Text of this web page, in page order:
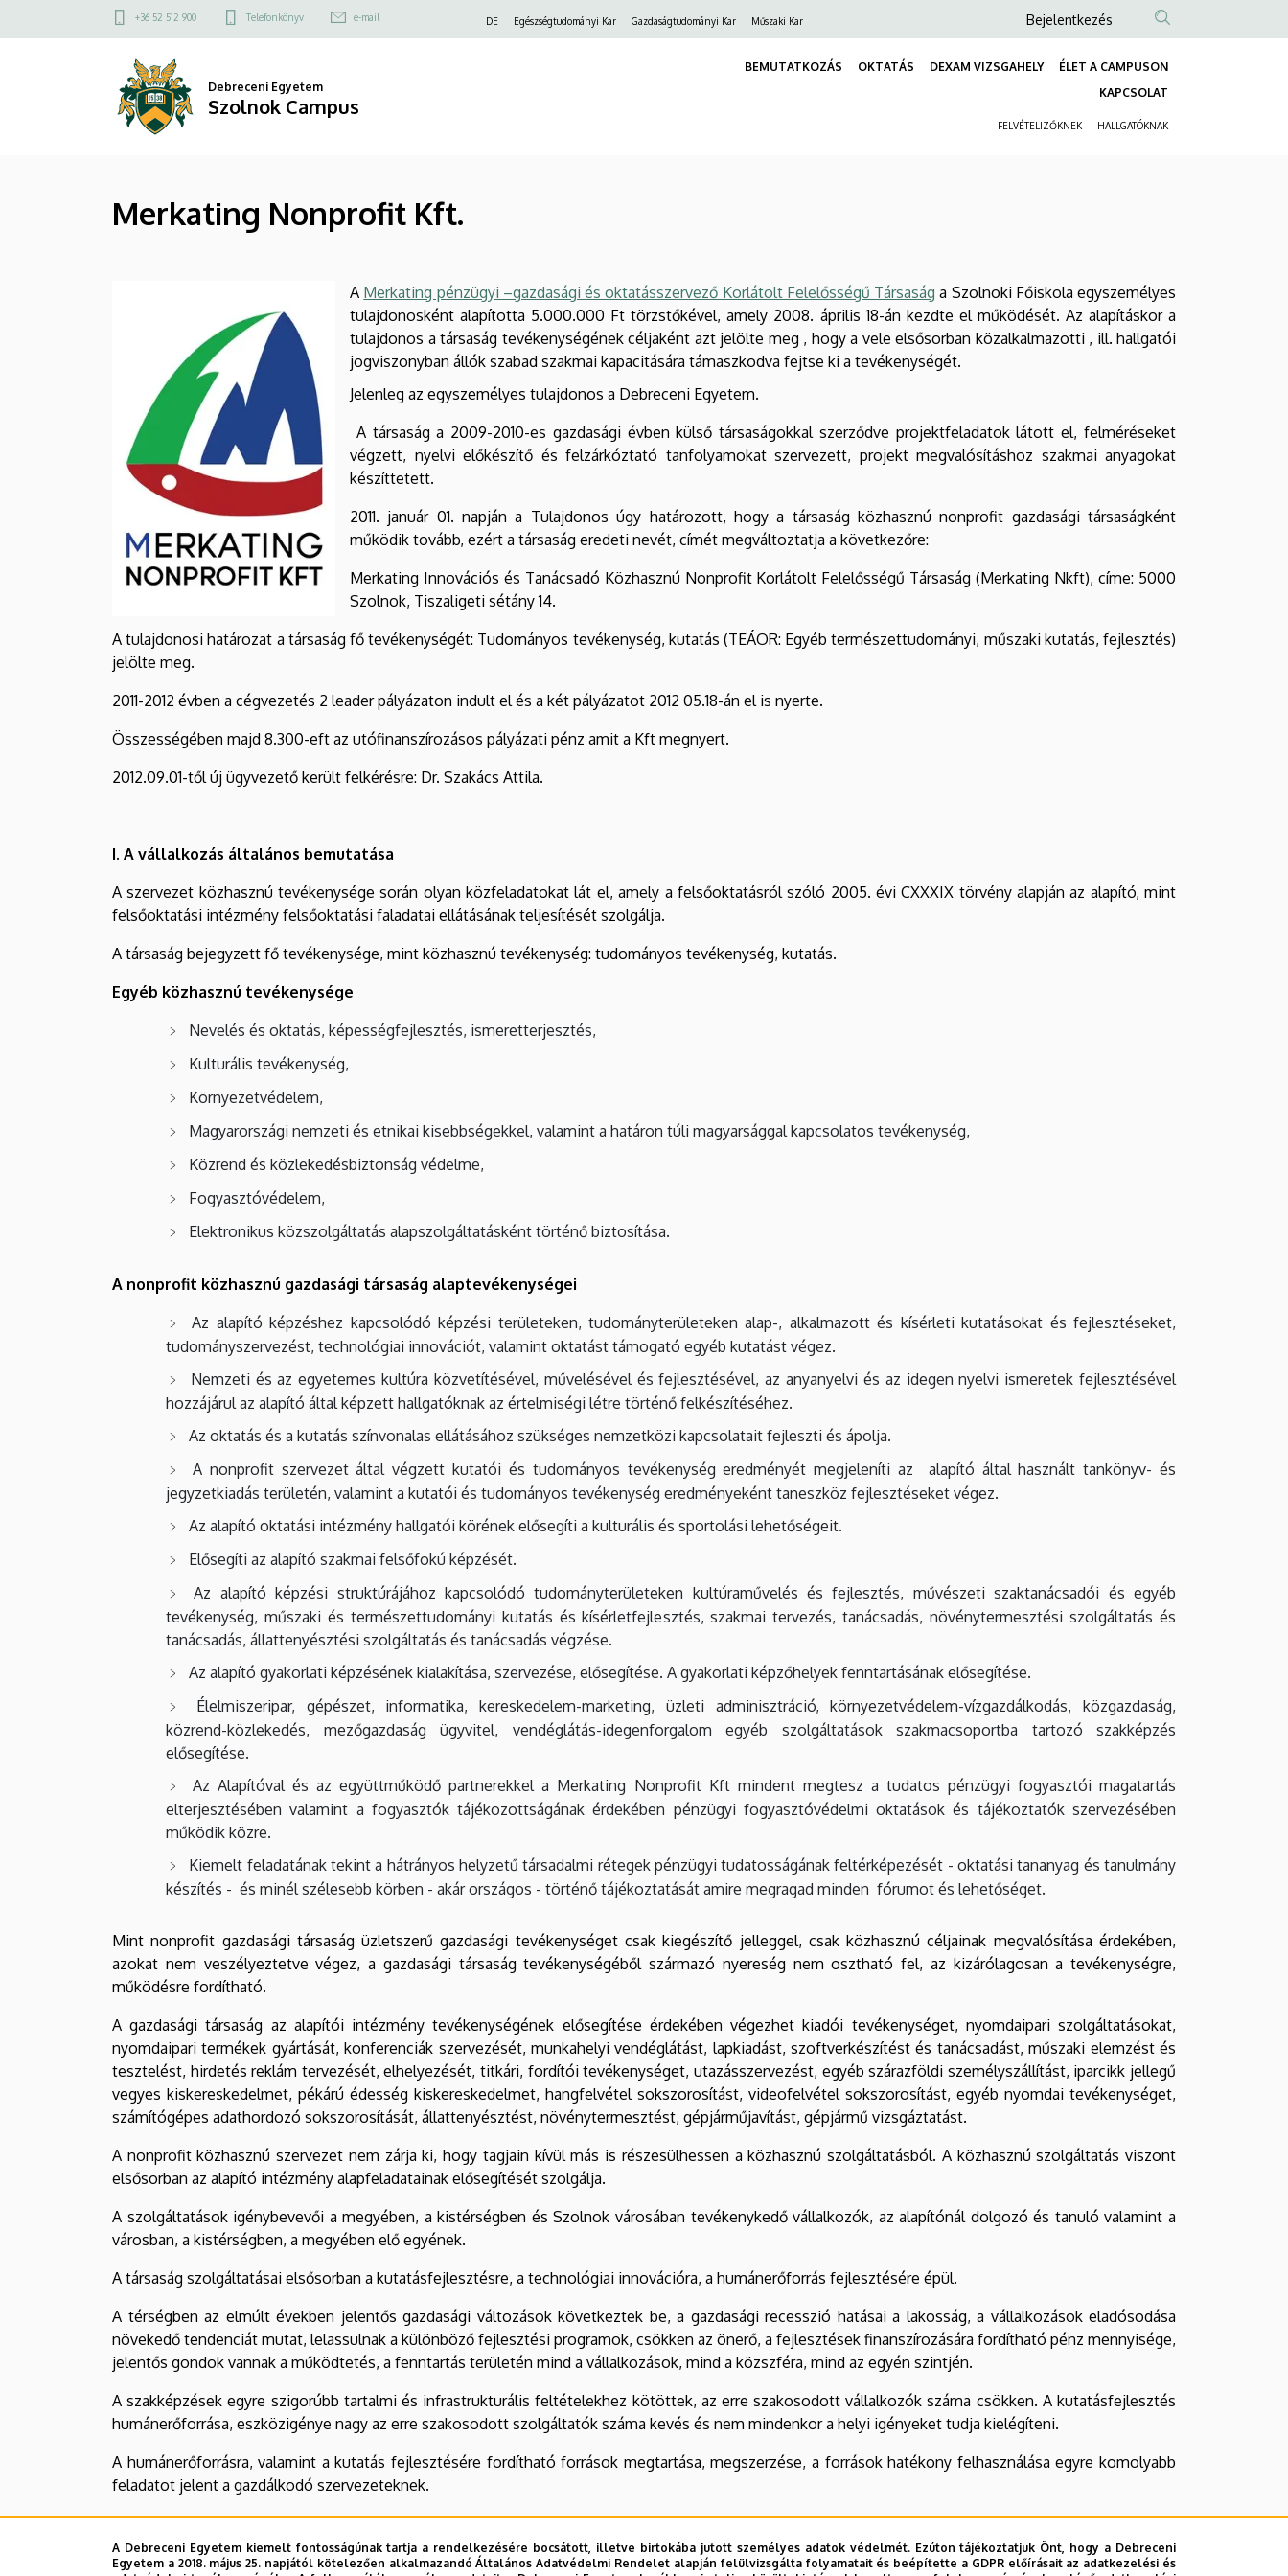
Merkating
Nonprofit
Campus
a
Felső
menü
+36 52 512 900 Telefonkönyv e-mail
Felső
DE Egészségtudományi Kar Gazdaságtudományi Kar Műszaki Kar
Anonim
fiók
Bejelentkezés
Debreceni Egyetem
Szolnok Campus
BEMUTATKOZÁS OKTATÁS DEXAM VIZSGAHELY
ÉLET A CAMPUSON
KAPCSOLAT
FELVÉTELIZŐKNEK HALLGATÓKNAK
Merkating Nonprofit Kft.
A Merkating pénzügyi –gazdasági és oktatásszervező Korlátolt Felelősségű Társaság a Szolnoki Főiskola egyszemélyes
tulajdonosként alapította 5.000.000 Ft törzstőkével, amely 2008. április 18-án kezdte el működését. Az alapításkor a
tulajdonos a társaság tevékenységének céljaként azt jelölte meg , hogy a vele elsősorban közalkalmazotti , ill. hallgatói
jogviszonyban állók szabad szakmai kapacitására támaszkodva fejtse ki a tevékenységét.
Jelenleg az egyszemélyes tulajdonos a Debreceni Egyetem.
A társaság a 2009-2010-es gazdasági évben külső társaságokkal szerződve projektfeladatok látott el, felméréseket
végzett, nyelvi előkészítő és felzárkóztató tanfolyamokat szervezett, projekt megvalósításhoz szakmai anyagokat
készíttetett.
2011. január 01. napján a Tulajdonos úgy határozott, hogy a társaság közhasznú nonprofit gazdasági társaságként
működik tovább, ezért a társaság eredeti nevét, címét megváltoztatja a következőre:
Merkating Innovációs és Tanácsadó Közhasznú Nonprofit Korlátolt Felelősségű Társaság (Merkating Nkft), címe: 5000
Szolnok, Tiszaligeti sétány 14.
A tulajdonosi határozat a társaság fő tevékenységét: Tudományos tevékenység, kutatás (TEÁOR: Egyéb természettudományi, műszaki kutatás, fejlesztés)
jelölte meg.
2011-2012 évben a cégvezetés 2 leader pályázaton indult el és a két pályázatot 2012 05.18-án el is nyerte.
Összességében majd 8.300-eft az utófinanszírozásos pályázati pénz amit a Kft megnyert.
2012.09.01-től új ügyvezető került felkérésre: Dr. Szakács Attila.
I. A vállalkozás általános bemutatása
A szervezet közhasznú tevékenysége során olyan közfeladatokat lát el, amely a felsőoktatásról szóló 2005. évi CXXXIX törvény alapján az alapító, mint
felsőoktatási intézmény felsőoktatási faladatai ellátásának teljesítését szolgálja.
A társaság bejegyzett fő tevékenysége, mint közhasznú tevékenység: tudományos tevékenység, kutatás.
Egyéb közhasznú tevékenysége
Nevelés és oktatás, képességfejlesztés, ismeretterjesztés,
Kulturális tevékenység,
Környezetvédelem,
Magyarországi nemzeti és etnikai kisebbségekkel, valamint a határon túli magyarsággal kapcsolatos tevékenység,
Közrend és közlekedésbiztonság védelme,
Fogyasztóvédelem,
Elektronikus közszolgáltatás alapszolgáltatásként történő biztosítása.
A nonprofit közhasznú gazdasági társaság alaptevékenységei
Az alapító képzéshez kapcsolódó képzési területeken, tudományterületeken alap-, alkalmazott és kísérleti kutatásokat és fejlesztéseket,
tudományszervezést, technológiai innovációt, valamint oktatást támogató egyéb kutatást végez.
Nemzeti és az egyetemes kultúra közvetítésével, művelésével és fejlesztésével, az anyanyelvi és az idegen nyelvi ismeretek fejlesztésével
hozzájárul az alapító által képzett hallgatóknak az értelmiségi létre történő felkészítéséhez.
Az oktatás és a kutatás színvonalas ellátásához szükséges nemzetközi kapcsolatait fejleszti és ápolja.
A nonprofit szervezet által végzett kutatói és tudományos tevékenység eredményét megjeleníti az alapító által használt tankönyv- és
jegyzetkiadás területén, valamint a kutatói és tudományos tevékenység eredményeként taneszköz fejlesztéseket végez.
Az alapító oktatási intézmény hallgatói körének elősegíti a kulturális és sportolási lehetőségeit.
Elősegíti az alapító szakmai felsőfokú képzését.
Az alapító képzési struktúrájához kapcsolódó tudományterületeken kultúraművelés és fejlesztés, művészeti szaktanácsadói és egyéb
tevékenység, műszaki és természettudományi kutatás és kísérletfejlesztés, szakmai tervezés, tanácsadás, növénytermesztési szolgáltatás és
tanácsadás, állattenyésztési szolgáltatás és tanácsadás végzése.
Az alapító gyakorlati képzésének kialakítása, szervezése, elősegítése. A gyakorlati képzőhelyek fenntartásának elősegítése.
Élelmiszeripar, gépészet, informatika, kereskedelem-marketing, üzleti adminisztráció, környezetvédelem-vízgazdálkodás, közgazdaság,
közrend-közlekedés, mezőgazdaság ügyvitel, vendéglátás-idegenforgalom egyéb szolgáltatások szakmacsoportba tartozó szakképzés
elősegítése.
Az Alapítóval és az együttműködő partnerekkel a Merkating Nonprofit Kft mindent megtesz a tudatos pénzügyi fogyasztói magatartás
elterjesztésében valamint a fogyasztók tájékozottságának érdekében pénzügyi fogyasztóvédelmi oktatások és tájékoztatók szervezésében
működik közre.
Kiemelt feladatának tekint a hátrányos helyzetű társadalmi rétegek pénzügyi tudatosságának feltérképezését - oktatási tananyag és tanulmány
készítés - és minél szélesebb körben - akár országos - történő tájékoztatását amire megragad minden fórumot és lehetőséget.
Mint nonprofit gazdasági társaság üzletszerű gazdasági tevékenységet csak kiegészítő jelleggel, csak közhasznú céljainak megvalósítása érdekében,
azokat nem veszélyeztetve végez, a gazdasági társaság tevékenységéből származó nyereség nem osztható fel, az kizárólagosan a tevékenységre,
működésre fordítható.
A gazdasági társaság az alapítói intézmény tevékenységének elősegítése érdekében végezhet kiadói tevékenységet, nyomdaipari szolgáltatásokat,
nyomdaipari termékek gyártását, konferenciák szervezését, munkahelyi vendéglátást, lapkiadást, szoftverkészítést és tanácsadást, műszaki elemzést és
tesztelést, hirdetés reklám tervezését, elhelyezését, titkári, fordítói tevékenységet, utazásszervezést, egyéb szárazföldi személyszállítást, iparcikk jellegű
vegyes kiskereskedelmet, pékárú édesség kiskereskedelmet, hangfelvétel sokszorosítást, videofelvétel sokszorosítást, egyéb nyomdai tevékenységet,
számítógépes adathordozó sokszorosítását, állattenyésztést, növénytermesztést, gépjárműjavítást, gépjármű vizsgáztatást.
A nonprofit közhasznú szervezet nem zárja ki, hogy tagjain kívül más is részesülhessen a közhasznú szolgáltatásból. A közhasznú szolgáltatás viszont
elsősorban az alapító intézmény alapfeladatainak elősegítését szolgálja.
A szolgáltatások igénybevevői a megyében, a kistérségben és Szolnok városában tevékenykedő vállalkozók, az alapítónál dolgozó és tanuló valamint a
városban, a kistérségben, a megyében elő egyének.
A társaság szolgáltatásai elsősorban a kutatásfejlesztésre, a technológiai innovációra, a humánerőforrás fejlesztésére épül.
A térségben az elmúlt években jelentős gazdasági változások következtek be, a gazdasági recesszió hatásai a lakosság, a vállalkozások eladósodása
növekedő tendenciát mutat, lelassulnak a különböző fejlesztési programok, csökken az önerő, a fejlesztések finanszírozására fordítható pénz mennyisége,
jelentős gondok vannak a működtetés, a fenntartás területén mind a vállalkozások, mind a közszféra, mind az egyén szintjén.
A szakképzések egyre szigorúbb tartalmi és infrastrukturális feltételekhez kötöttek, az erre szakosodott vállalkozók száma csökken. A kutatásfejlesztés
humánerőforrása, eszközigénye nagy az erre szakosodott szolgáltatók száma kevés és nem mindenkor a helyi igényeket tudja kielégíteni.
A humánerőforrásra, valamint a kutatás fejlesztésére fordítható források megtartása, megszerzése, a források hatékony felhasználása egyre komolyabb
feladatot jelent a gazdálkodó szervezeteknek.
A társaság tevékenységének célja, hogy a Debreceni Egyetem humán erőforrására, kiemelkedő infrastrukturális feltételeire, a fejlesztés alatt álló
laborhátterére, kutató bázisára építve, kielégítse a térség képzési kutatási igényeit úgy, hogy hatékonyan bevonja a központi pályázati forrásokat, a
segítse vállalatokat abban, hogy az általuk befizetendő járulékok (innovációs járulék, szakképzési járulék) - vállaltoknál maradható része - legjobban
A Debreceni Egyetem kiemelt fontosságúnak tartja a rendelkezésére bocsátott, illetve birtokába jutott személyes adatok védelmét. Ezúton tájékoztatjuk Önt, hogy a Debreceni
Egyetem a 2018. május 25. napjától kötelezően alkalmazandó Általános Adatvédelmi Rendelet alapján felülvizsgálta folyamatait és beépítette a GDPR előírásait az adatkezelési és